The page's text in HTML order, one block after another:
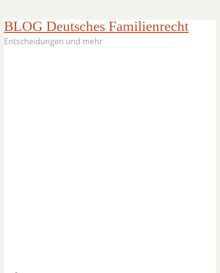
BLOG Deutsches Familienrecht
Entscheidungen und mehr